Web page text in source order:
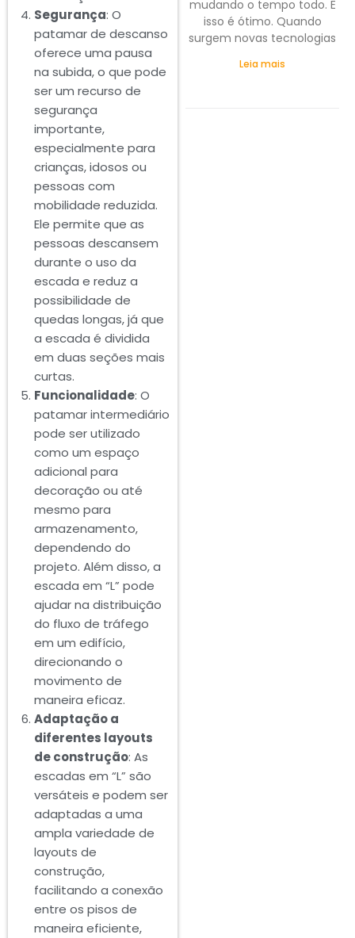
Segurança: O
patamar de descanso
oferece uma pausa
na subida, o que pode
ser um recurso de
segurança
importante,
especialmente para
crianças, idosos ou
pessoas com
mobilidade reduzida.
Ele permite que as
pessoas descansem
durante o uso da
escada e reduz a
possibilidade de
quedas longas, já que
a escada é dividida
em duas seções mais
curtas.
Funcionalidade: O
patamar intermediário
pode ser utilizado
como um espaço
adicional para
decoração ou até
mesmo para
armazenamento,
dependendo do
projeto. Além disso, a
escada em “L” pode
ajudar na distribuição
do fluxo de tráfego
em um edifício,
direcionando o
movimento de
maneira eficaz.
Adaptação a
diferentes layouts
de construção: As
escadas em “L” são
versáteis e podem ser
adaptadas a uma
ampla variedade de
layouts de
construção,
facilitando a conexão
entre os pisos de
maneira eficiente,
mudando o tempo todo. E
isso é ótimo. Quando
surgem novas tecnologias
Leia mais